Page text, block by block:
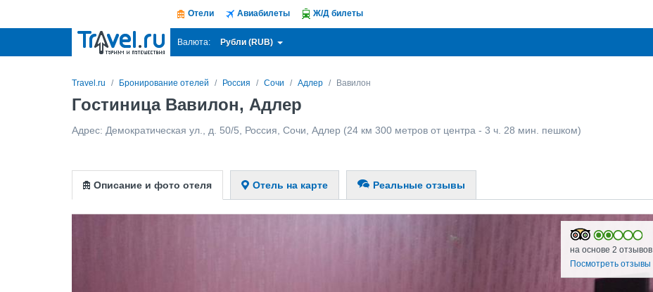
Отели Авиабилеты Ж/Д билеты
Валюта: Рубли (RUB)
Travel.ru Бронирование отелей Россия Сочи Адлер Вавилон
Гостиница Вавилон, Адлер
Адрес: Демократическая ул., д. 50/5 Россия Сочи Адлер (24 км 300 метров от центра - 3 ч. 28 мин. пешком)
Описание и фото отеля Отель на карте Реальные отзывы
на основе 2 отзывов
Посмотреть отзывы